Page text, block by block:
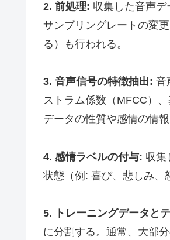
2. 前処理: 収集した音声デ
サンプリングレートの変
る）も行われる。
3. 音声信号の特徴抽出: 音
ストラム係数（MFCC）
データの性質や感情の情
4. 感情ラベルの付与: 収集
状態（例: 喜び、悲しみ、
5. トレーニングデータと
に分割する。通常、大部